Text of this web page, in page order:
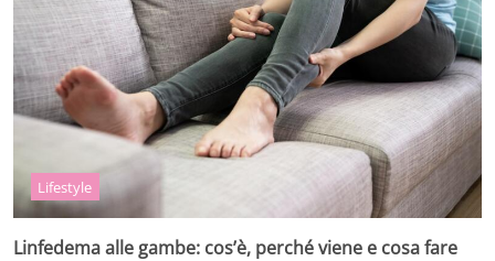
Lifestyle
Linfedema alle gambe: cos’è, perché viene e cosa fare